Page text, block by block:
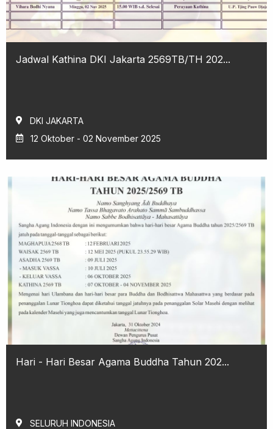
Jadwal Kathina DKI Jakarta 2569TB/TH 202...
DKI JAKARTA
12 Oktober - 02 November 2025
Hari - Hari Besar Agama Buddha Tahun 202...
SELURUH INDONESIA